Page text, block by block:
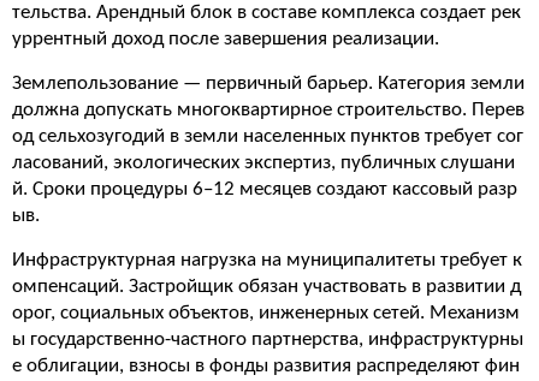
тельства. Арендный блок в составе комплекса создает рек
уррентный доход после завершения реализации.
Землепользование — первичный барьер. Категория земли
должна допускать многоквартирное строительство. Перев
од сельхозугодий в земли населенных пунктов требует сог
ласований, экологических экспертиз, публичных слушани
й. Сроки процедуры 6–12 месяцев создают кассовый разр
ыв.
Инфраструктурная нагрузка на муниципалитеты требует к
омпенсаций. Застройщик обязан участвовать в развитии д
орог, социальных объектов, инженерных сетей. Механизм
ы государственно-частного партнерства, инфраструктурны
е облигации, взносы в фонды развития распределяют фин